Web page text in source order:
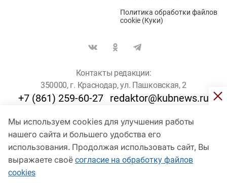
Мы используем cookies для улучшения работы
нашего сайта и большего удобства его
использования. Продолжая использовать сайт, Вы
выражаете своё согласие на обработку файлов
cookies
Политика обработки файлов
cookie (Куки)
Контакты редакции:
350000, г. Краснодар, ул. Пашковская, 2
+7 (861) 259-60-27 redaktor@kubnews.ru
Для пользователей старше 16 лет
© Кубанские Новости, 2017
Сетевое издание «kubnews» зарегистрировано Федеральной
службой по надзору в сфере связи, информационных технологий
и массовых коммуникаций (Роскомнадзор). Регистрационный